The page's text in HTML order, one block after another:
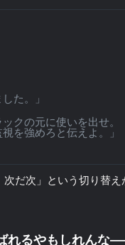
た。」
クの元に使いを出せ。
を強めろと伝えよ。」
だ次」という切り替え
れるやもしれんな